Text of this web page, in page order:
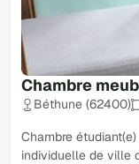
Chambre
Béthune (62400)
Chambre
individuelle de ville